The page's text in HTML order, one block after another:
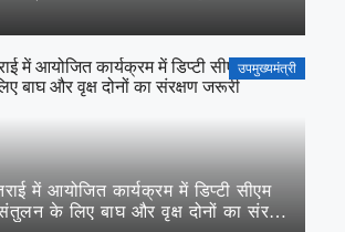
उपमुख्यमंत्री
में आयोजित कार्यक्रम में डिप्टी सीएम
के लिए बाघ और वृक्ष दोनों का संरक्षण